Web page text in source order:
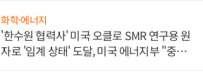
화학·에너지
'한수원 협력사' 미국 오클로 SMR 연구용 원
자로 '임계 상태' 도달, 미국 에너지부 "중요